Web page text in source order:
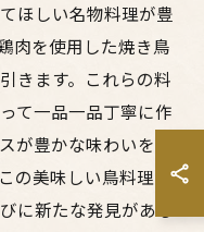
ほしい名物料理が豊
肉を使用した焼き鳥
きます。これらの料
て一品一品丁寧に作
が豊かな味わいを引
の美味しい鳥料理を
に新たな発見がある